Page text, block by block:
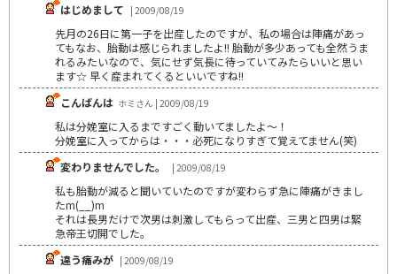
はじめまして | 2009/08/19
先月の26日に第一子を出産したのですが、私の場合は陣痛があっ
てもなお、胎動は感じられましたよ!! 胎動が多少あっても全然うま
れるみたいなので、気にせず気長に待っていてみたらいいと思い
ます☆ 早く産まれてくるといいですね!!
こんばんは ホミさん | 2009/08/19
私は分娩室に入るまですごく動いてましたよ～！
分娩室に入ってからは・・・必死になりすぎて覚えてません(笑)
変わりませんでした。
| 2009/08/19
私も胎動が減ると聞いていたのですが変わらず急に陣痛がきまし
たm(__)m
それは長男だけで次男は刺激してもらって出産、三男と四男は緊
急帝王切開でした。
違う痛みが | 2009/08/19